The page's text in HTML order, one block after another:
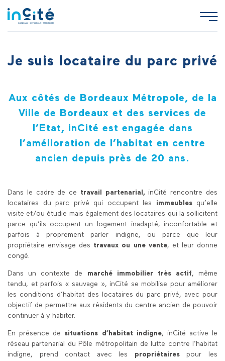
Je suis locataire du parc privé
Aux côtés de Bordeaux Métropole, de la
Ville de Bordeaux et des services de
l’Etat, inCité est engagée dans
l’amélioration de l’habitat en centre
ancien depuis près de 20 ans.
Dans le cadre de ce travail partenarial,inCité rencontre des
locataires du parc privé qui occupent les immeubles qu’elle
visite et/ou étudie mais également des locataires qui la sollicitent
parce qu’ils occupent un logement inadapté, inconfortable et
parfois à proprement parler indigne, ou parce que leur
propriétaire envisage des travaux ou une vente, et leur donne
congé.
Dans un contexte de marché immobilier très actif, même
tendu, et parfois « sauvage », inCité se mobilise pour améliorer
les conditions d’habitat des locataires du parc privé, avec pour
objectif de permettre aux résidents du centre ancien de pouvoir
continuer à y habiter.
En présence de situations d’habitat indigne, inCité active le
réseau partenarial du Pôle métropolitain de lutte contre l’habitat
indigne, prend contact avec les propriétaires pour les